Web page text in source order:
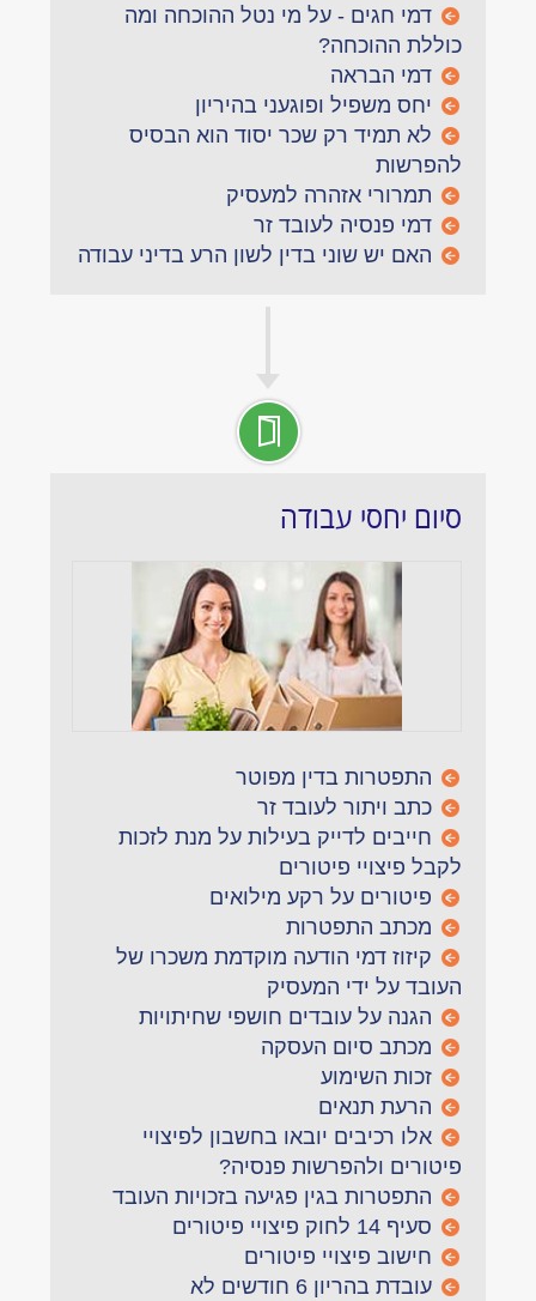
דמי חגים - על מי נטל ההוכחה ומה
כוללת ההוכחה?
דמי הבראה
יחס משפיל ופוגעני בהיריון
לא תמיד רק שכר יסוד הוא הבסיס
להפרשות
תמרורי אזהרה למעסיק
דמי פנסיה לעובד זר
האם יש שוני בדין לשון הרע בדיני עבודה
סיום יחסי עבודה
התפטרות בדין מפוטר
כתב ויתור לעובד זר
חייבים לדייק בעילות על מנת לזכות
לקבל פיצויי פיטורים
פיטורים על רקע מילואים
מכתב התפטרות
קיזוז דמי הודעה מוקדמת משכרו של
העובד על ידי המעסיק
הגנה על עובדים חושפי שחיתויות
מכתב סיום העסקה
זכות השימוע
הרעת תנאים
אלו רכיבים יובאו בחשבון לפיצויי
פיטורים ולהפרשות פנסיה?
התפטרות בגין פגיעה בזכויות העובד
סעיף 14 לחוק פיצויי פיטורים
חישוב פיצויי פיטורים
עובדת בהריון 6 חודשים לא